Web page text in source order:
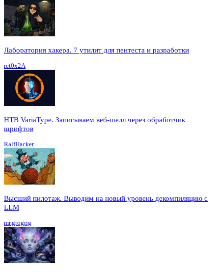
Лаборатория хакера. 7 утилит для пентеста и разработки
ret0x2A
HTB VariaType. Записываем веб-шелл через обработчик
шрифтов
RalfHacker
Высший пилотаж. Выводим на новый уровень декомпиляцию с
LLM
mr.grogrig